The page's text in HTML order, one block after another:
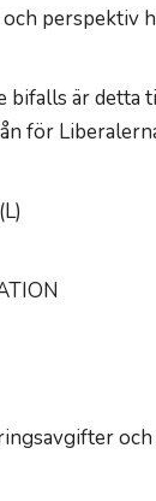
perspektiv
bifalls är detta
för